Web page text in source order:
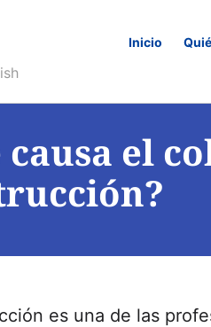
Inicio
causa el
es una de las